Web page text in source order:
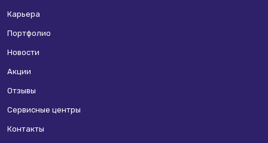
Карьера
Портфолио
Новости
Акции
Отзывы
Сервисные центры
Контакты